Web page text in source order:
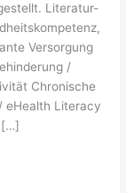
Literatur-
Versorgung
/
Chronische
eHealth Literacy
[…]